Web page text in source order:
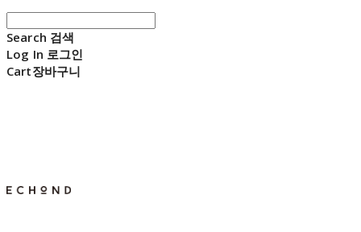
Search 검색
Log In 로그인
Cart장바구니